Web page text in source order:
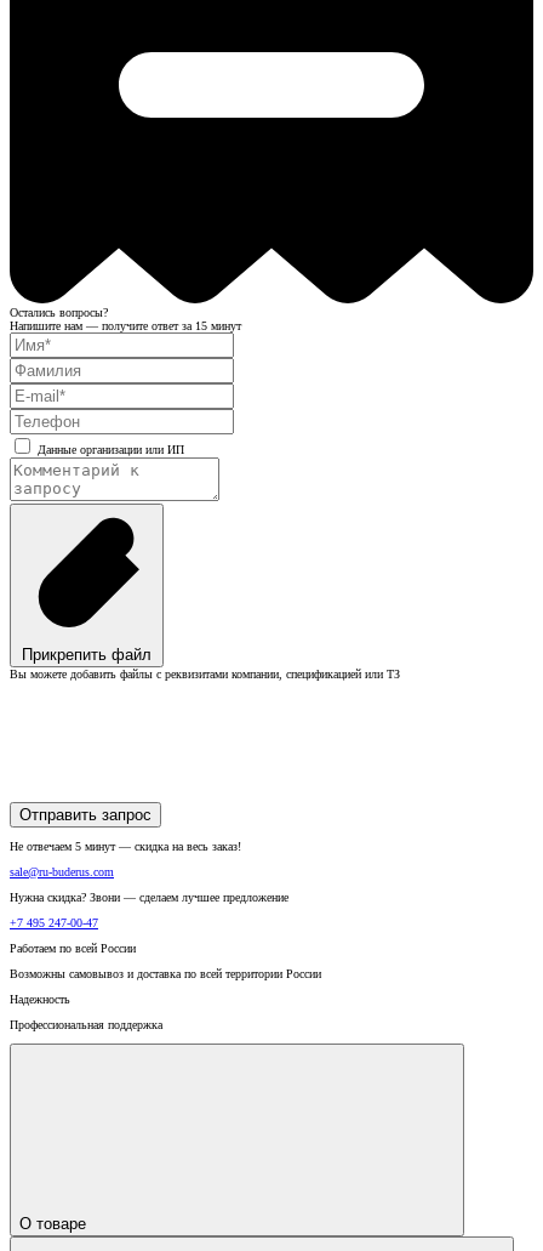
Остались вопросы?
Напишите нам — получите ответ за 15 минут
Данные организации или ИП
Прикрепить файл
Вы можете добавить файлы с реквизитами компании, спецификацией или ТЗ
Отправить запрос
Не отвечаем 5 минут — скидка на весь заказ!
sale@ru-buderus.com
Нужна скидка? Звони — сделаем лучшее предложение
+7 495 247-00-47
Работаем по всей России
Возможны самовывоз и доставка по всей территории России
Надежность
Профессиональная поддержка
О товаре